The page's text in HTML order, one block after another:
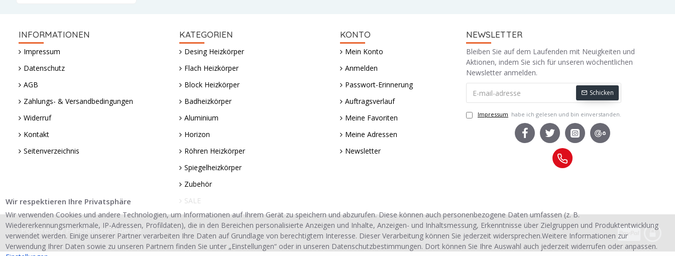
INFORMATIONEN
Impressum
Datenschutz
AGB
Zahlungs- & Versandbedingungen
Widerruf
Kontakt
Seitenverzeichnis
KATEGORIEN
Desing Heizkörper
Flach Heizkörper
Block Heizkörper
Badheizkörper
Aluminium
Horizon
Röhren Heizkörper
Spiegelheizkörper
Zubehör
SALE
KONTO
Mein Konto
Anmelden
Passwort-Erinnerung
Auftragsverlauf
Meine Favoriten
Meine Adressen
Newsletter
NEWSLETTER
Bleiben Sie auf dem Laufenden mit Neuigkeiten und
Aktionen, indem Sie sich für unseren wöchentlichen
Newsletter anmelden.
Schicken
Impressum habe ich gelesen und bin einverstanden.
Powered by Paneelheizkoerper.de
Wir respektieren Ihre Privatsphäre
Wir verwenden Cookies und andere Technologien, um Informationen auf Ihrem Gerät zu speichern und abzurufen. Diese können auch personenbezogene Daten umfassen (z. B.
Wiedererkennungsmerkmale, IP-Adressen, Profildaten), die in den Bereichen personalisierte Anzeigen und Inhalte, Anzeigen- und Inhaltsmessung, Erkenntnisse über Zielgruppen und Produktentwicklung
verwendet werden. Einige unserer Partner verarbeiten Ihre Daten auf Grundlage von berechtigtem Interesse. Dieser Verarbeitung können Sie jederzeit widersprechen.Weitere Informationen zur
Verwendung Ihrer Daten sowie zu unseren Partnern finden Sie unter „Einstellungen“ oder in unseren Datenschutzbestimmungen. Dort können Sie Ihre Auswahl auch jederzeit widerrufen oder anpassen.